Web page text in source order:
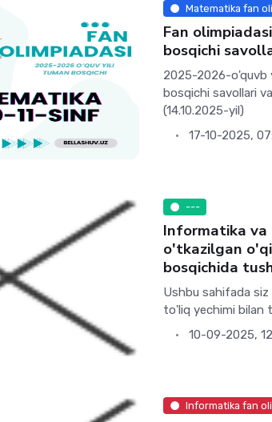
Matematika fan
Fan
bosqichi
2025-2026-o'quvb
bosqichi savollari
(14.10.2025-yil)
17-10-2025,
---
Informatika
o'tkazilgan
bosqichida
Ushbu sahifada
to'liq yechimi bilan
10-09-2025,
Informatika fan